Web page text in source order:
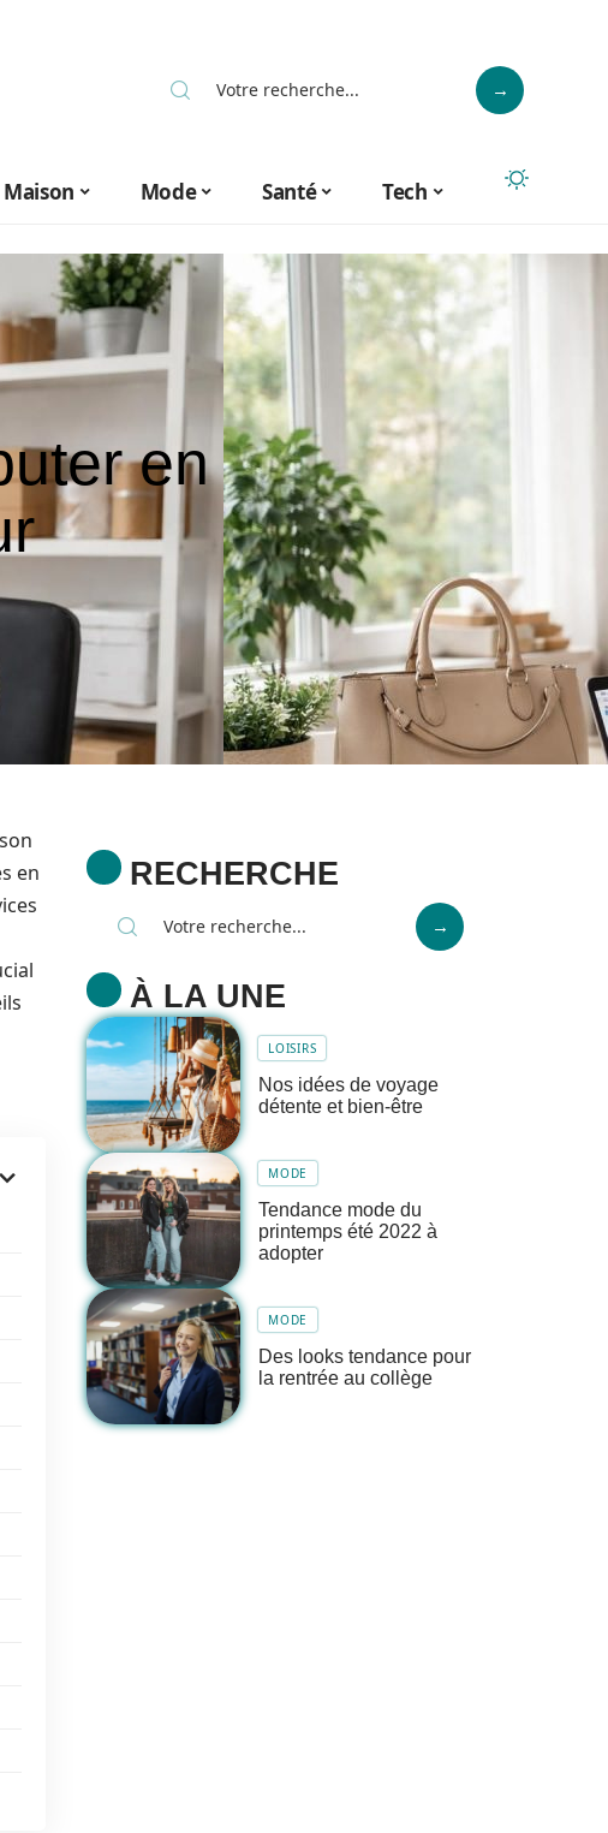
Maison Mode Santé Tech
en
en
RECHERCHE
À LA UNE
LOISIRS
Nos idées de voyage
détente et bien-être
MODE
Tendance mode du
printemps été 2022 à
adopter
MODE
Des looks tendance pour
la rentrée au collège